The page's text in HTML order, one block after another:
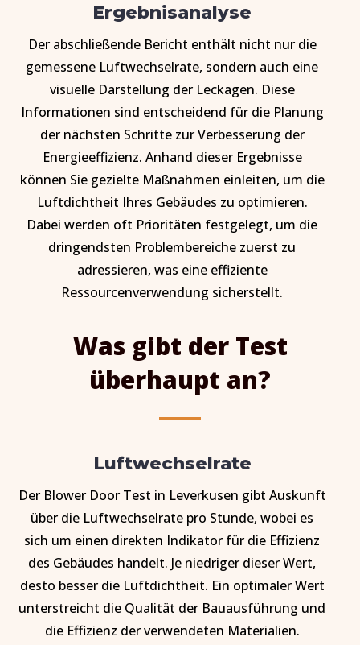
Ergebnisanalyse
Der abschließende Bericht enthält nicht nur die
gemessene Luftwechselrate, sondern auch eine
visuelle Darstellung der Leckagen. Diese
Informationen sind entscheidend für die Planung
der nächsten Schritte zur Verbesserung der
Energieeffizienz. Anhand dieser Ergebnisse
können Sie gezielte Maßnahmen einleiten, um die
Luftdichtheit Ihres Gebäudes zu optimieren.
Dabei werden oft Prioritäten festgelegt, um die
dringendsten Problembereiche zuerst zu
adressieren, was eine effiziente
Ressourcenverwendung sicherstellt.
Was gibt der Test
überhaupt an?
Luftwechselrate
Der Blower Door Test in Leverkusen gibt Auskunft
über die Luftwechselrate pro Stunde, wobei es
sich um einen direkten Indikator für die Effizienz
des Gebäudes handelt. Je niedriger dieser Wert,
desto besser die Luftdichtheit. Ein optimaler Wert
unterstreicht die Qualität der Bauausführung und
die Effizienz der verwendeten Materialien.